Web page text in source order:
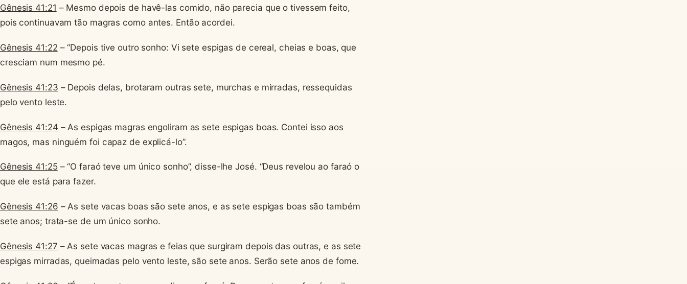
Gênesis 41:21 – Mesmo depois de havê-las comido, não parecia que o tivessem feito,
pois continuavam tão magras como antes. Então acordei.
Gênesis 41:22 – “Depois tive outro sonho: Vi sete espigas de cereal, cheias e boas, que
cresciam num mesmo pé.
Gênesis 41:23 – Depois delas, brotaram outras sete, murchas e mirradas, ressequidas
pelo vento leste.
Gênesis 41:24 – As espigas magras engoliram as sete espigas boas. Contei isso aos
magos, mas ninguém foi capaz de explicá-lo”.
Gênesis 41:25– “O faraó teve um único sonho”, disse-lhe José. “Deus revelou ao faraó o
que ele está para fazer.
Gênesis 41:26 – As sete vacas boas são sete anos, e as sete espigas boas são também
sete anos; trata-se de um único sonho.
Gênesis 41:27 – As sete vacas magras e feias que surgiram depois das outras, e as sete
espigas mirradas, queimadas pelo vento leste, são sete anos. Serão sete anos de fome.